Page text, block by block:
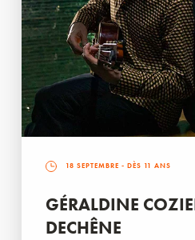
18 SEPTEMBRE - DÈS 11 ANS
GÉRALDINE
DECHÊNE